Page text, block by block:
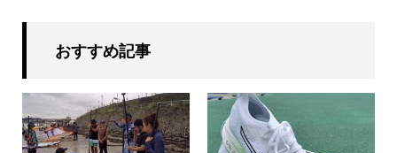
おすすめ記事